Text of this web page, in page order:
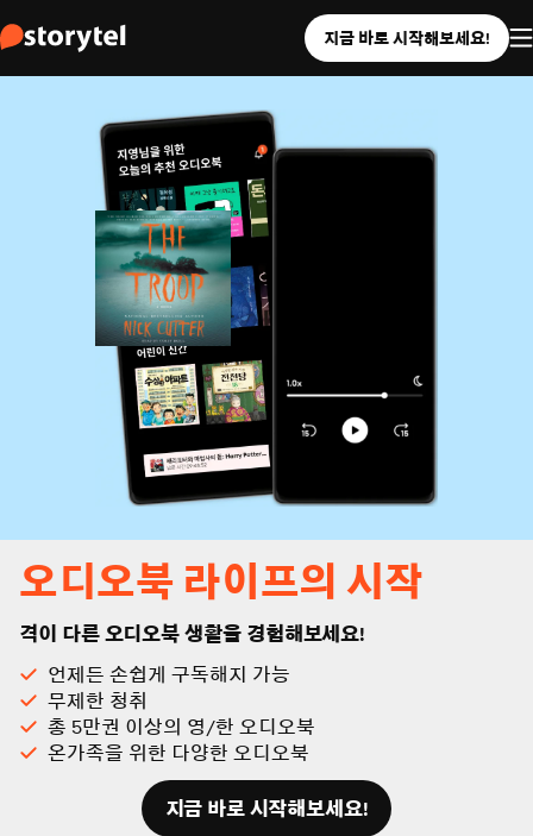
지금 바로 시작해보세요!
오디오북 라이프의 시작
격이 다른 오디오북 생활을 경험해보세요!
언제든 손쉽게 구독해지 가능
무제한 청취
총 5만권 이상의 영/한 오디오북
온가족을 위한 다양한 오디오북
지금 바로 시작해보세요!